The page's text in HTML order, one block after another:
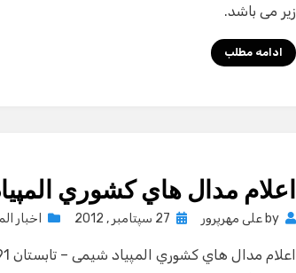
زیر می باشد.
ادامه مطلب
اعلام مدال هاي كشوري المپياد
by علی مهرپرور
Posted
27 سپتامبر , 2012 اخبار